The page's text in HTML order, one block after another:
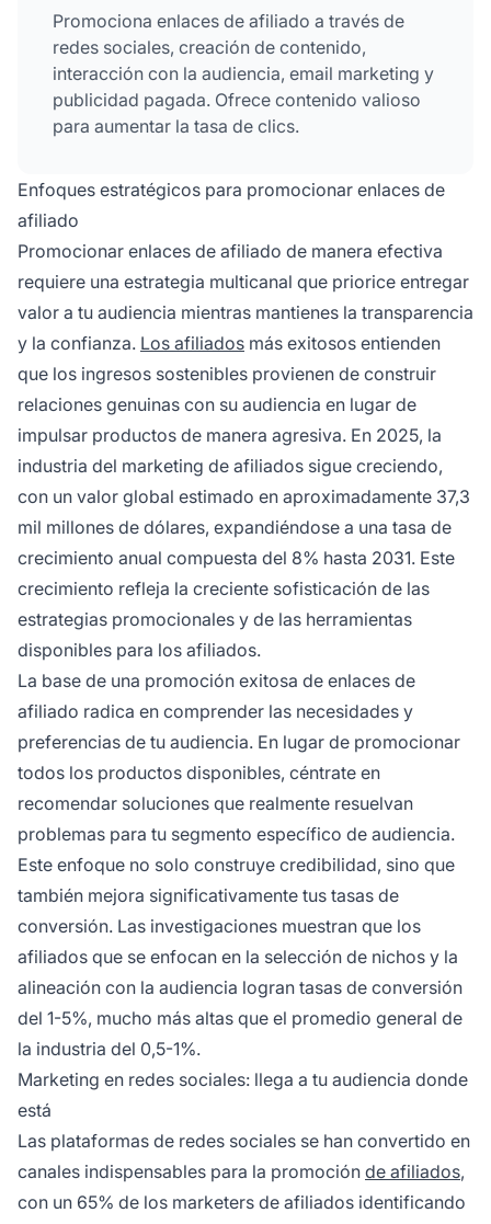
Promociona enlaces de afiliado a través de
redes sociales, creación de contenido,
interacción con la audiencia, email marketing y
publicidad pagada. Ofrece contenido valioso
para aumentar la tasa de clics.
Enfoques estratégicos para promocionar enlaces de
afiliado
Promocionar enlaces de afiliado de manera efectiva
requiere una estrategia multicanal que priorice entregar
valor a tu audiencia mientras mantienes la transparencia
y la confianza. Los afiliados más exitosos entienden
que los ingresos sostenibles provienen de construir
relaciones genuinas con su audiencia en lugar de
impulsar productos de manera agresiva. En 2025, la
industria del marketing de afiliados sigue creciendo,
con un valor global estimado en aproximadamente 37,3
mil millones de dólares, expandiéndose a una tasa de
crecimiento anual compuesta del 8% hasta 2031. Este
crecimiento refleja la creciente sofisticación de las
estrategias promocionales y de las herramientas
disponibles para los afiliados.
La base de una promoción exitosa de enlaces de
afiliado radica en comprender las necesidades y
preferencias de tu audiencia. En lugar de promocionar
todos los productos disponibles, céntrate en
recomendar soluciones que realmente resuelvan
problemas para tu segmento específico de audiencia.
Este enfoque no solo construye credibilidad, sino que
también mejora significativamente tus tasas de
conversión. Las investigaciones muestran que los
afiliados que se enfocan en la selección de nichos y la
alineación con la audiencia logran tasas de conversión
del 1-5%, mucho más altas que el promedio general de
la industria del 0,5-1%.
Marketing en redes sociales: llega a tu audiencia donde
está
Las plataformas de redes sociales se han convertido en
canales indispensables para la promoción de afiliados,
con un 65% de los marketers de afiliados identificando